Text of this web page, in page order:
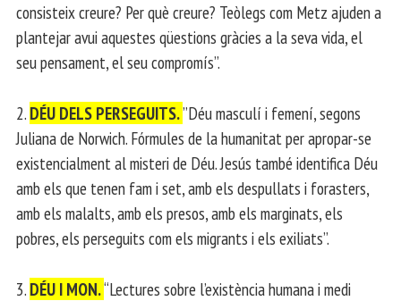
consisteix creure? Per què creure? Teòlegs com Metz ajuden a
plantejar avui aquestes qüestions gràcies a la seva vida, el
seu pensament, el seu compromís”.
2. DÉU DELS PERSEGUITS.”Déu masculí i femení, segons
Juliana de Norwich. Fórmules de la humanitat per apropar-se
existencialment al misteri de Déu. Jesús també identifica Déu
amb els que tenen fam i set, amb els despullats i forasters,
amb els malalts, amb els presos, amb els marginats, els
pobres, els perseguits com els migrants i els exiliats”.
3. DÉU I MON.“Lectures sobre l’existència humana i medi